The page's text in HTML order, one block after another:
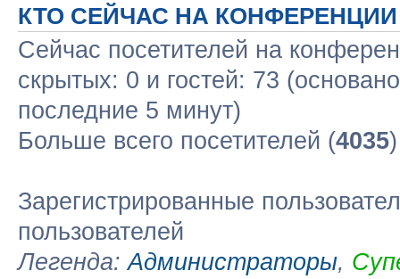
КТО СЕЙЧАС НА КОНФЕРЕНЦИИ
Сейчас посетителей на
скрытых: 0 и гостей: 73
последние 5 минут)
Больше всего посетителей (4035
Зарегистрированные
пользователей
Легенда:Администраторы,